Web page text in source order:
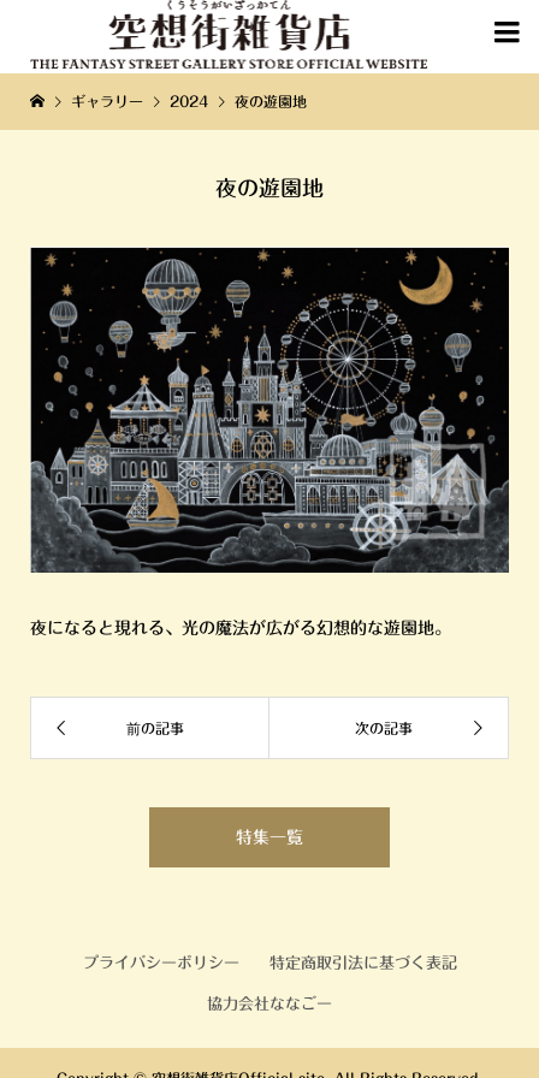

ギャラリー 2024 夜の遊園地
夜の遊園地
夜になると現れる、光の魔法が広がる幻想的な遊園地。
特集一覧
プライバシーポリシー 特定商取引法に基づく表記
協力会社ななごー